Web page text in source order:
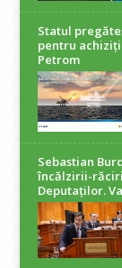
Statul
pentru
Petrom
Sebastian
încălzirii-
Deputaților.